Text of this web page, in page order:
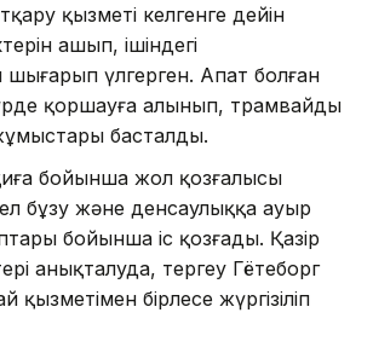
қызметі келгенге дейін
ашып, ішіндегі
үлгерген. Апат болған
қоршауға алынып, трамвайды
басталды.
бойынша жол қозғалысы
бұзу және денсаулыққа ауыр
бойынша іс қозғады. Қазір
анықталуда, тергеу Гётеборг
қызметімен бірлесе жүргізіліп